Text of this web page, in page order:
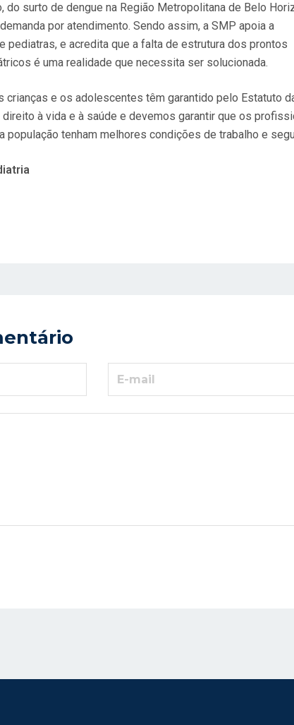
do surto de dengue na Região Metropolitana de Belo
por atendimento. Sendo assim, a SMP apoia a
pediatras, e acredita que a falta de estrutura dos prontos
é uma realidade que necessita ser solucionada.
crianças e os adolescentes têm garantido pelo Estatuto
à vida e à saúde e devemos garantir que os
população tenham melhores condições de trabalho e